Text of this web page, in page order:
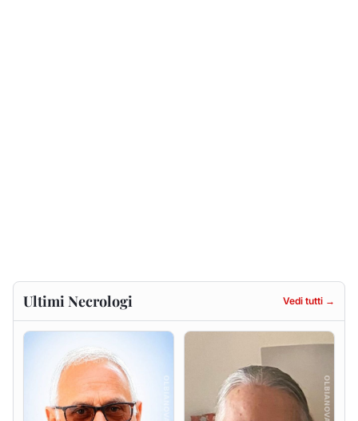
Ultimi Necrologi Vedi tutti →